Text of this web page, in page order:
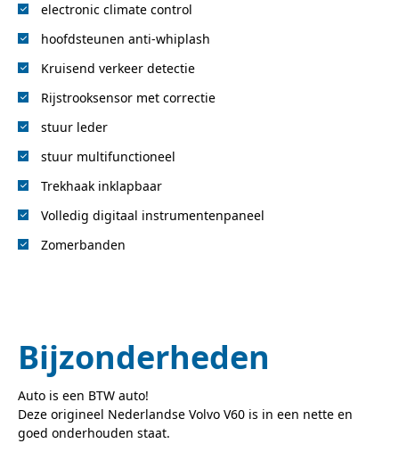
electronic climate control
hoofdsteunen anti-whiplash
Kruisend verkeer detectie
Rijstrooksensor met correctie
stuur leder
stuur multifunctioneel
Trekhaak inklapbaar
Volledig digitaal instrumentenpaneel
Zomerbanden
Bijzonderheden
Auto is een BTW auto!
Deze origineel Nederlandse Volvo V60 is in een nette en
goed onderhouden staat.